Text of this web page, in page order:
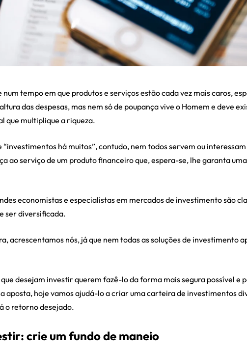
tempo em que produtos e serviços estão cada vez mais caros,
das despesas, mas nem só de poupança vive o Homem e deve
que multiplique a riqueza.
“investimentos há muitos”, contudo, nem todos servem ou
ao serviço de um produto financeiro que, espera-se, lhe garanta
economistas e especialistas em mercados de investimento são
ser diversificada.
acrescentamos nós, já que nem todas as soluções de investimento
desejam investir querem fazê-lo da forma mais segura possível
aposta, hoje vamos ajudá-lo a criar uma carteira de investimentos
o retorno desejado.
crie um fundo de maneio